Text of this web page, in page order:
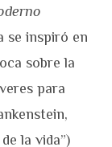
se inspiró en
sobre la
para
la vida”)